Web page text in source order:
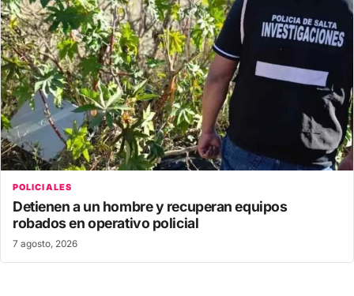
POLICIALES
Detienen a un hombre y recuperan equipos
robados en operativo policial
7 agosto, 2026